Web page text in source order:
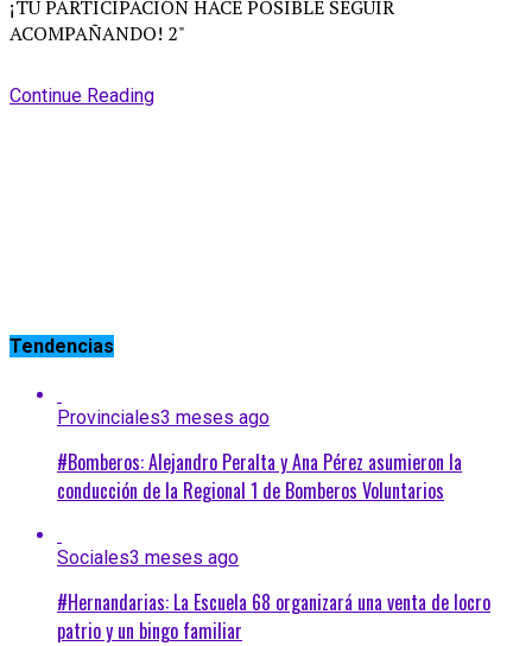
Continue Reading
Tendencias
Provinciales3 meses ago
#Bomberos: Alejandro Peralta y Ana Pérez asumieron la
conducción de la Regional 1 de Bomberos Voluntarios
Sociales3 meses ago
#Hernandarias: La Escuela 68 organizará una venta de locro
patrio y un bingo familiar